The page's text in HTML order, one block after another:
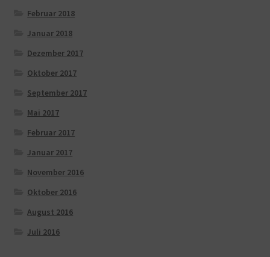
Februar 2018
Januar 2018
Dezember 2017
Oktober 2017
September 2017
Mai 2017
Februar 2017
Januar 2017
November 2016
Oktober 2016
August 2016
Juli 2016